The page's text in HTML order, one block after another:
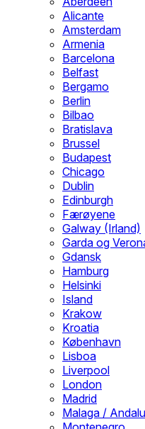
Alicante
Amsterdam
Armenia
Barcelona
Belfast
Bergamo
Berlin
Bilbao
Bratislava
Brussel
Budapest
Chicago
Dublin
Edinburgh
Færøyene
Galway (Irland)
Garda og
Gdansk
Hamburg
Helsinki
Island
Krakow
Kroatia
København
Lisboa
Liverpool
London
Madrid
Malaga /